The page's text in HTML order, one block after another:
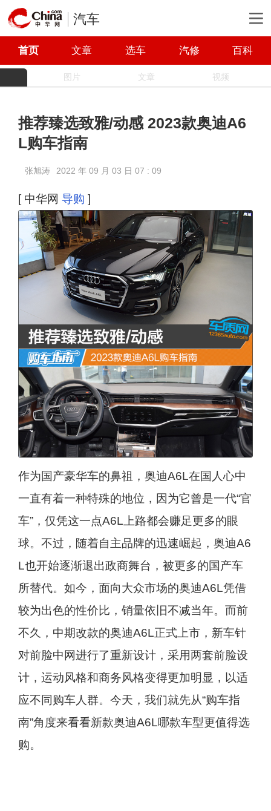
汽车
首页 文章 选车 汽修 百科
图片 文章 视频
推荐臻选致雅/动感 2023款奥迪A6
L购车指南
张旭涛 2022 年 09 月 03 日 07 : 09
[ 中华网 导购 ]
作为国产豪华车的鼻祖，奥迪A6L在国人心中
一直有着一种特殊的地位，因为它曾是一代“官
车”，仅凭这一点A6L上路都会赚足更多的眼
球。不过，随着自主品牌的迅速崛起，奥迪A6
L也开始逐渐退出政商舞台，被更多的国产车
所替代。如今，面向大众市场的奥迪A6L凭借
较为出色的性价比，销量依旧不减当年。而前
不久，中期改款的奥迪A6L正式上市，新车针
对前脸中网进行了重新设计，采用两套前脸设
计，运动风格和商务风格变得更加明显，以适
应不同购车人群。今天，我们就先从“购车指
南”角度来看看新款奥迪A6L哪款车型更值得选
购。